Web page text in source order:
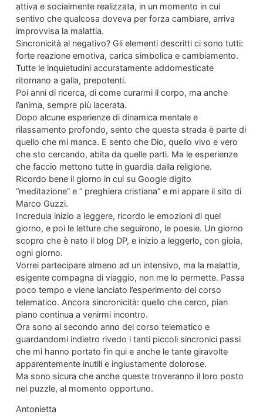
attiva e socialmente realizzata, in un momento in cui
sentivo che qualcosa doveva per forza cambiare, arriva
improvvisa la malattia.
Sincronicità al negativo? Gli elementi descritti ci sono tutti:
forte reazione emotiva, carica simbolica e cambiamento.
Tutte le inquietudini accuratamente addomesticate
ritornano a galla, prepotenti.
Poi anni di ricerca, di come curarmi il corpo, ma anche
l’anima, sempre più lacerata.
Dopo alcune esperienze di dinamica mentale e
rilassamento profondo, sento che questa strada è parte di
quello che mi manca. E sento che Dio, quello vivo e vero
che sto cercando, abita da quelle parti. Ma le esperienze
che faccio mettono tutte in guardia dalla religione.
Ricordo bene il giorno in cui su Google digito
“meditazione” e ” preghiera cristiana” e mi appare il sito di
Marco Guzzi.
Incredula inizio a leggere, ricordo le emozioni di quel
giorno, e poi le letture che seguirono, le poesie. Un giorno
scopro che è nato il blog DP, e inizio a leggerlo, con gioia,
ogni giorno.
Vorrei partecipare almeno ad un intensivo, ma la malattia,
esigente compagna di viaggio, non me lo permette. Passa
poco tempo e viene lanciato l’esperimento del corso
telematico. Ancora sincronicità: quello che cerco, pian
piano continua a venirmi incontro.
Ora sono al secondo anno del corso telematico e
guardandomi indietro rivedo i tanti piccoli sincronici passi
che mi hanno portato fin qui e anche le tante giravolte
apparentemente inutili e ingiustamente dolorose.
Ma sono sicura che anche queste troveranno il loro posto
nel puzzle, al momento opportuno.
Antonietta